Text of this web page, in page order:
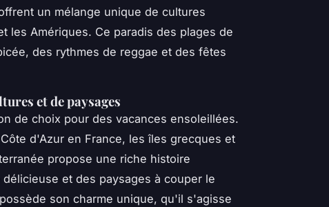
un mélange unique de cultures
les Amériques. Ce paradis des plages de
des rythmes de reggae et des fêtes
et de paysages
de choix pour des vacances ensoleillées.
d'Azur en France, les îles grecques et
propose une riche histoire
et des paysages à couper le
son charme unique, qu'il s'agisse